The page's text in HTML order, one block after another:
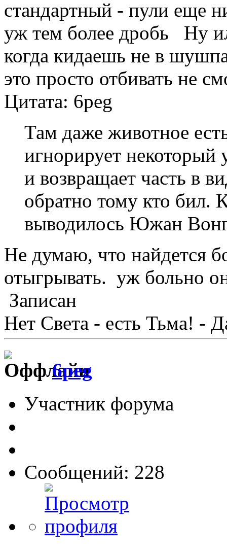
стандартный - пули еще
уж тем более дробь Ну
когда кидаешь не в
это просто отбивать не
Цитата: 6peg
Там даже животное
игнорирует некоторый
и возвращает часть в
обратно тому кто бил.
выводилось Южан
Не думаю, что найдется
отыгрывать. уж больно
Записан
Нет Света - есть Тьма! -
6peg
Участник форума
Сообщений: 228